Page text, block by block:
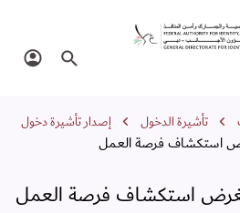
بغرض استكشاف
البحث في
تأشيرة الدخول
إصدار تأشيرة دخول
استكشاف فرصة العمل
بغرض استكشاف فرصة العمل